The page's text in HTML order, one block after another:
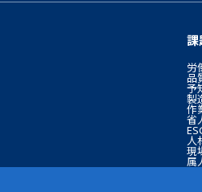
課
労
品
予
製
作
省
人
現
属